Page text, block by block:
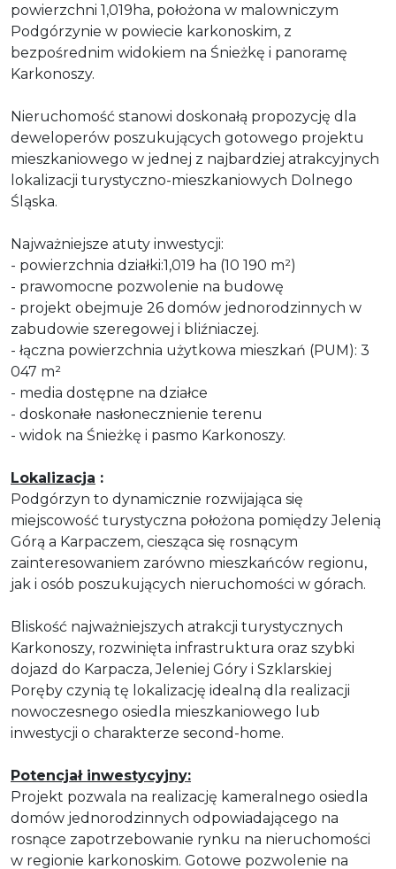
powierzchni 1,019ha, położona w malowniczym
Podgórzynie w powiecie karkonoskim, z
bezpośrednim widokiem na Śnieżkę i panoramę
Karkonoszy.
Nieruchomość stanowi doskonałą propozycję dla
deweloperów poszukujących gotowego projektu
mieszkaniowego w jednej z najbardziej atrakcyjnych
lokalizacji turystyczno-mieszkaniowych Dolnego
Śląska.
Najważniejsze atuty inwestycji:
- powierzchnia działki:1,019 ha (10 190 m²)
- prawomocne pozwolenie na budowę
- projekt obejmuje 26 domów jednorodzinnych w
zabudowie szeregowej i bliźniaczej.
- łączna powierzchnia użytkowa mieszkań (PUM): 3
047 m²
- media dostępne na działce
- doskonałe nasłonecznienie terenu
- widok na Śnieżkę i pasmo Karkonoszy.
Lokalizacja :
Podgórzyn to dynamicznie rozwijająca się
miejscowość turystyczna położona pomiędzy Jelenią
Górą a Karpaczem, ciesząca się rosnącym
zainteresowaniem zarówno mieszkańców regionu,
jak i osób poszukujących nieruchomości w górach.
Bliskość najważniejszych atrakcji turystycznych
Karkonoszy, rozwinięta infrastruktura oraz szybki
dojazd do Karpacza, Jeleniej Góry i Szklarskiej
Poręby czynią tę lokalizację idealną dla realizacji
nowoczesnego osiedla mieszkaniowego lub
inwestycji o charakterze second-home.
Potencjał inwestycyjny:
Projekt pozwala na realizację kameralnego osiedla
domów jednorodzinnych odpowiadającego na
rosnące zapotrzebowanie rynku na nieruchomości
w regionie karkonoskim. Gotowe pozwolenie na